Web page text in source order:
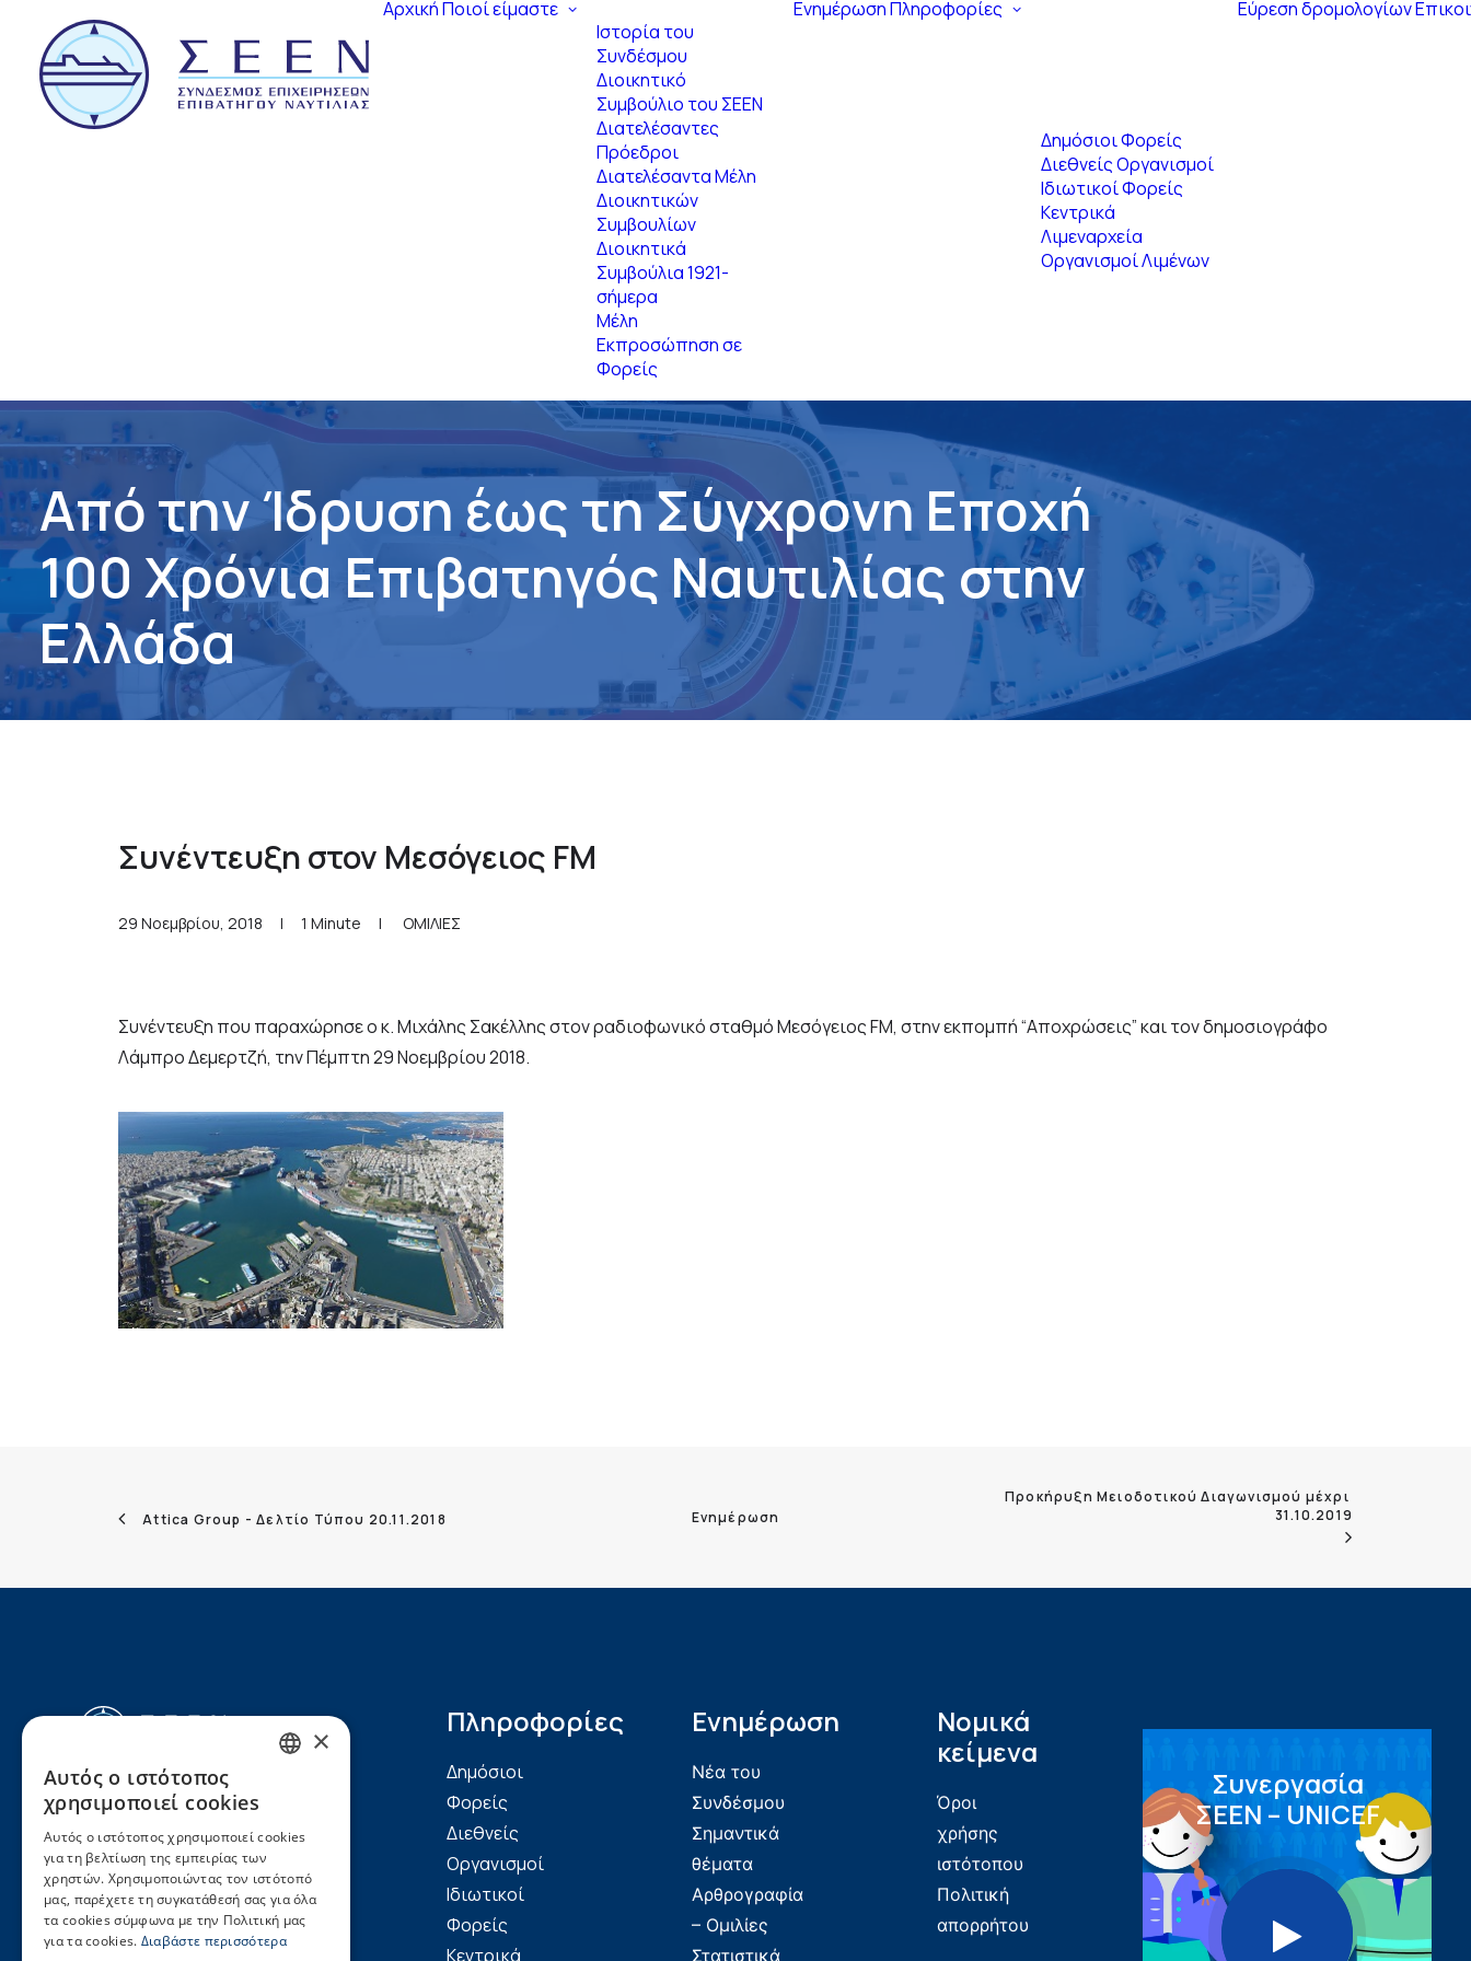
ΑρχικήΠοιοί είμαστε
Ιστορία του
Συνδέσμου
Διοικητικό
Συμβούλιο του ΣΕΕΝ
Διατελέσαντες
Πρόεδροι
Διατελέσαντα Μέλη
Διοικητικών
Συμβουλίων
Διοικητικά
Συμβούλια 1921-
σήμερα
Μέλη
Εκπροσώπηση σε
Φορείς
ΕνημέρωσηΠληροφορίες
Δημόσιοι Φορείς
Διεθνείς Οργανισμοί
Ιδιωτικοί Φορείς
Κεντρικά
Λιμεναρχεία
Οργανισμοί Λιμένων
Εύρεση δρομολογίων
ΑπότηνΊδρυση έως τηΣύγχρονη Εποχή
100 Χρόνια Επιβατηγός Ναυτιλίας στην
Ελλάδα
Συνέντευξη στον Μεσόγειος FM
29 Νοεμβρίου, 2018 | 1 Minute | ΟΜΙΛΙΕΣ
Συνέντευξη που παραχώρησε ο κ. Μιχάλης Σακέλλης στον ραδιοφωνικό σταθμό Μεσόγειος FM, στην εκπομπή“Αποχρώσεις” και τον δημοσιογράφο
Λάμπρο Δεμερτζή, την Πέμπτη 29 Νοεμβρίου 2018.
Attica Group - Δελτίο Τύπου 20.11.2018 Ενημέρωση
Προκήρυξη Μειοδοτικού Διαγωνισμού μέχρι
31.10.2019
Ακτή Μιαούλη 7-9, 185
35, Πειραιάς
τηλ.: (+30) 2104220820,
(+30) 2104226156
fax: (+30) 2104220822
seen@seen.org.gr
Πληροφορίες
Δημόσιοι
Φορείς
Διεθνείς
Οργανισμοί
Ιδιωτικοί
Φορείς
Κεντρικά
Ενημέρωση
Νέα του
Συνδέσμου
Σημαντικά
θέματα
Αρθρογραφία
– Ομιλίες
Στατιστικά
Νομικά
κείμενα
Όροι
χρήσης
ιστότοπου
Πολιτική
απορρήτου
Συνεργασία
ΣEEN – UNICEF
×
Αυτός ο ιστότοπος
χρησιμοποιεί cookies
Αυτός ο ιστότοπος χρησιμοποιεί cookies
για τη βελτίωση της εμπειρίας των
χρηστών. Χρησιμοποιώντας τον ιστότοπό
μας, παρέχετε τη συγκατάθεσή σας για όλα
τα cookies σύμφωνα με την Πολιτική μας
για τα cookies. Διαβάστε περισσότερα